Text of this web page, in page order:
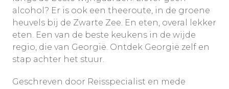
alcohol? Er is ook een theeroute, in de groene
heuvels bij de Zwarte Zee. En eten, overal lekker
eten. Een van de beste keukens in de wijde
regio, die van Georgië. Ontdek Georgië zelf en
stap achter het stuur.
Geschreven door Reisspecialist en mede